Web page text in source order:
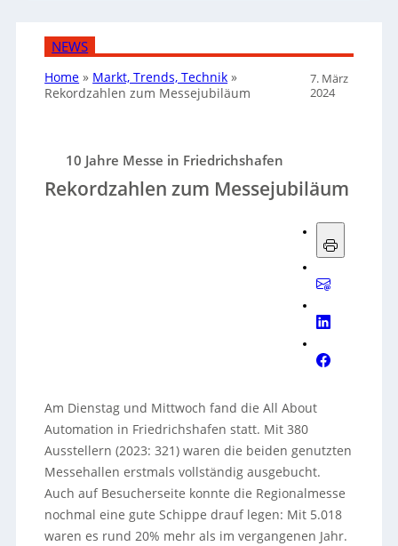
NEWS
Home » Markt, Trends, Technik »
Rekordzahlen zum Messejubiläum
7. März
2024
10 Jahre Messe in Friedrichshafen
Rekordzahlen zum Messejubiläum
Am Dienstag und Mittwoch fand die All About
Automation in Friedrichshafen statt. Mit 380
Ausstellern (2023: 321) waren die beiden genutzten
Messehallen erstmals vollständig ausgebucht.
Auch auf Besucherseite konnte die Regionalmesse
nochmal eine gute Schippe drauf legen: Mit 5.018
waren es rund 20% mehr als im vergangenen Jahr.